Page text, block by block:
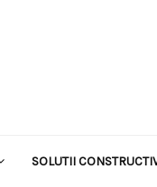
SOLUTII